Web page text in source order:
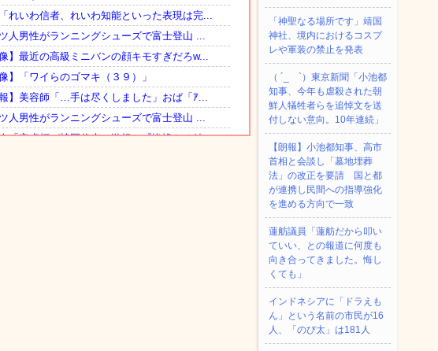
「神聖なる場所です」靖国
神社、境内におけるコスプ
レや軍装の禁止を発表
（ ´_ゝ`）東京新聞「小池都
知事、今年も虐殺された朝
鮮人犠牲者らを追悼文を送
付しない意向。10年連続」
【朗報】小池都知事、高市
首相と会談し「墓地埋葬
法」の改正を要請 国と都
が連携し民間への指導強化
を進める方向で一致
蓮舫議員「蓮舫だから叩い
ていい、との報道に何度も
向き合ってきました。悔し
くても」
インドネシアに「ドラえも
ん」という名前の市民が16
人、「のび太」は181人